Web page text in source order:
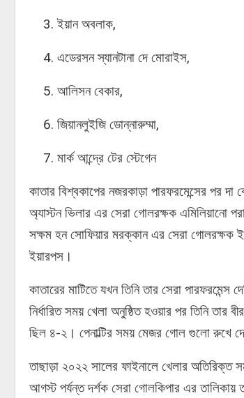
ইয়ান অবলাক,
এডেরসন স্যানটানা দে মোরাইস,
আলিসন বেকার,
জিয়ানলুইজি ডোন্নারুম্মা,
মার্ক আন্দ্রে টের স্টেগেন
কাতার বিশ্বকাপের নজরকাড়া পারফরমেন্সের পর দা
অ্যাস্টন ভিলার এর সেরা গোলরক্ষক এমিলিয়ানো
সক্ষম হন সোফিয়ার মরক্কান এর সেরা গোলরক্ষক
ইয়ারপস।
কাতারের মাটিতে যখন তিনি তার সেরা
নির্ধারিত সময় খেলা অনুষ্ঠিত হওয়ার পর তিনি তার
ছিল ৪-২। পেনাল্টির সময় মেজর গোল গুলো রুখে দেন
তাছাড়া ২০২২ সালের ফাইনালে খেলার অতিরিক্ত
আগস্ট পর্যন্ত দর্শক সেরা গোলকিপার এর তালিকায়